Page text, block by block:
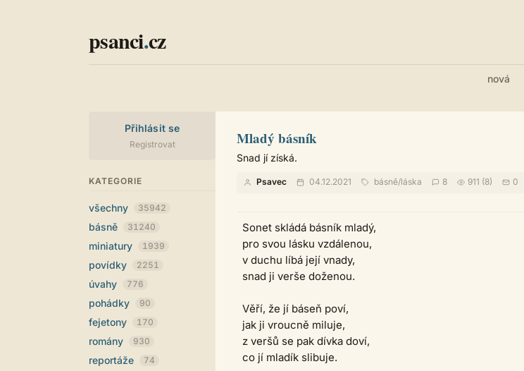
psanci.cz
nová
Přihlásit se
Registrovat
KATEGORIE
všechny 35942
básně 31240
miniatury 1939
povídky 2251
úvahy 776
pohádky 90
fejetony 170
romány 930
reportáže 74
Mladý básník
Snad jí získá.
Psavec 04.12.2021 básně/láska 8 911 (8) 0
Sonet skládá básník mladý,
pro svou lásku vzdálenou,
v duchu líbá její vnady,
snad ji verše doženou.
Věří, že jí báseň poví,
jak ji vroucně miluje,
z veršů se pak dívka doví,
co jí mladík slibuje.